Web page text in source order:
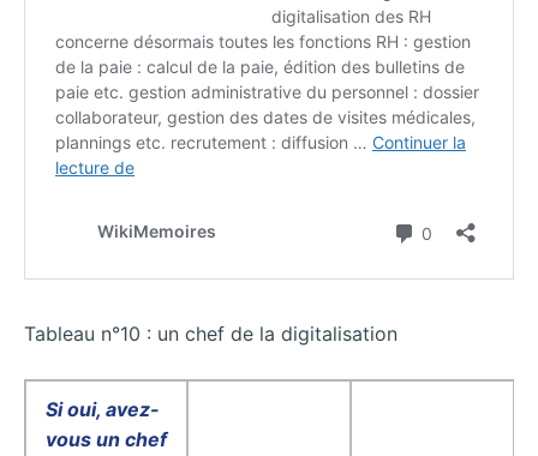
Tableau n°10 : un chef de la digitalisation
Si oui, avez-
vous un chef